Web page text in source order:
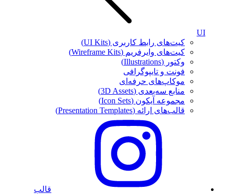
UI
کیت‌های رابط کاربری (UI Kits)
کیت‌های وایرفریم (Wireframe Kits)
وکتور (Illustrations)
فونت‌ و تایپوگرافی
موکاپ‌های حرفه‌ای
منابع سه‌بعدی (3D Assets)
مجموعه آیکون‌ (Icon Sets)
قالب‌های ارائه (Presentation Templates)
قالب